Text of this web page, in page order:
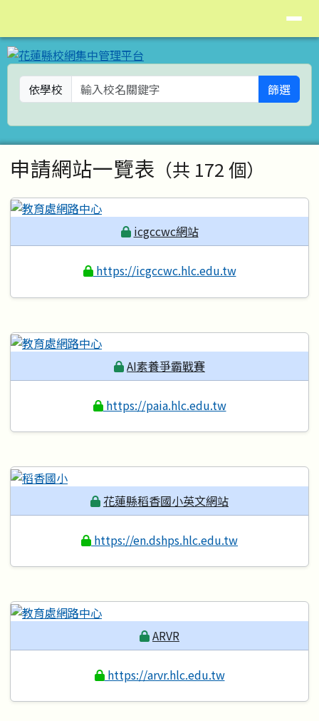
依學校 篩選
主內容區域
申請網站一覽表 （共 172 個）
icgccwc網站
https://icgccwc.hlc.edu.tw
AI素養爭霸戰賽
https://paia.hlc.edu.tw
花蓮縣稻香國小英文網站
https://en.dshps.hlc.edu.tw
ARVR
https://arvr.hlc.edu.tw
頁尾區域